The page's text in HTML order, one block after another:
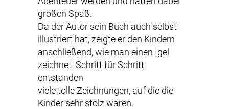
großen Spaß.
Da der Autor sein Buch auch selbst
illustriert hat, zeigte er den Kindern
anschließend, wie man einen Igel
zeichnet. Schritt für Schritt
entstanden
viele tolle Zeichnungen, auf die die
Kinder sehr stolz waren.